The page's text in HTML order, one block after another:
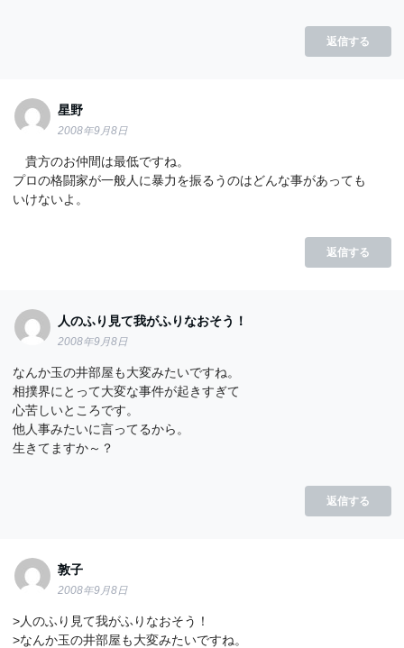
返信する
星野
2008年9月8日
貴方のお仲間は最低ですね。
プロの格闘家が一般人に暴力を振るうのはどんな事があっても
いけないよ。
返信する
人のふり見て我がふりなおそう！
2008年9月8日
なんか玉の井部屋も大変みたいですね。
相撲界にとって大変な事件が起きすぎて
心苦しいところです。
他人事みたいに言ってるから。
生きてますか～？
返信する
敦子
2008年9月8日
>人のふり見て我がふりなおそう！
>なんか玉の井部屋も大変みたいですね。